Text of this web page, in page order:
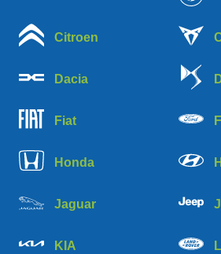
Citroen
Dacia
Fiat
Honda
Jaguar
KIA